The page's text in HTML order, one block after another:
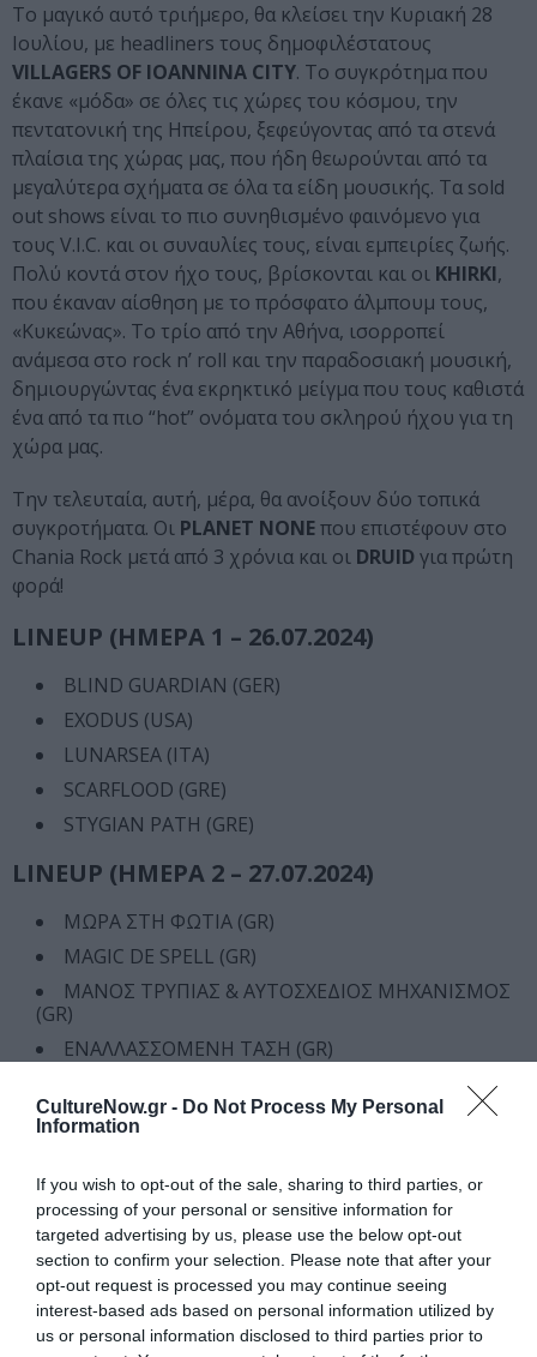
CultureNow.gr - Do Not Process My Personal
Information
If you wish to opt-out of the sale, sharing to third parties, or
processing of your personal or sensitive information for
targeted advertising by us, please use the below opt-out
section to confirm your selection. Please note that after your
opt-out request is processed you may continue seeing
interest-based ads based on personal information utilized by
us or personal information disclosed to third parties prior to
Το μαγικό αυτό τριήμερο, θα κλείσει την Κυριακή 28
Ιουλίου, με headliners τους δημοφιλέστατους
VILLAGERS OF IOANNIΝA CITY. Το συγκρότημα που
έκανε «μόδα» σε όλες τις χώρες του κόσμου, την
πεντατονική της Ηπείρου, ξεφεύγοντας από τα στενά
πλαίσια της χώρας μας, που ήδη θεωρούνται από τα
μεγαλύτερα σχήματα σε όλα τα είδη μουσικής. Τα sold
out shows είναι το πιο συνηθισμένο φαινόμενο για
τους V.I.C. και οι συναυλίες τους, είναι εμπειρίες ζωής.
Πολύ κοντά στον ήχο τους, βρίσκονται και οι KHIRKI,
που έκαναν αίσθηση με το πρόσφατο άλμπουμ τους,
«Κυκεώνας». Το τρίο από την Αθήνα, ισορροπεί
ανάμεσα στο rock n’ roll και την παραδοσιακή μουσική,
δημιουργώντας ένα εκρηκτικό μείγμα που τους καθιστά
ένα από τα πιο “hot” ονόματα του σκληρού ήχου για τη
χώρα μας.
Την τελευταία, αυτή, μέρα, θα ανοίξουν δύο τοπικά
συγκροτήματα. Οι PLANET NONEπου επιστέφουν στο
Chania Rock μετά από 3 χρόνια και οι DRUID για πρώτη
φορά!
LINEUP (ΗΜΕΡΑ 1 – 26.07.2024)
BLIND GUARDIAN (GER)
EXODUS (USA)
LUNARSEA (ITA)
SCARFLOOD (GRE)
STYGIAN PATH (GRE)
LINEUP (ΗΜΕΡΑ 2 – 27.07.2024)
ΜΩΡΑ ΣΤΗ ΦΩΤΙΑ (GR)
MAGIC DE SPELL (GR)
ΜΑΝΟΣ ΤΡΥΠΙΑΣ & ΑΥΤΟΣΧΕΔΙΟΣ ΜΗΧΑΝΙΣΜΟΣ
(GR)
ΕΝΑΛΛΑΣΣΟΜΕΝΗ ΤΑΣΗ (GR)
LINEUP (ΗΜΕΡΑ 3 – 28.07.2024)
KHIRKI (GRE)
PLANET NONE (GRE)
DRUID (GR)
Σας περιμένουμε να γιορτάσουμε μαζί στα Χανιά!